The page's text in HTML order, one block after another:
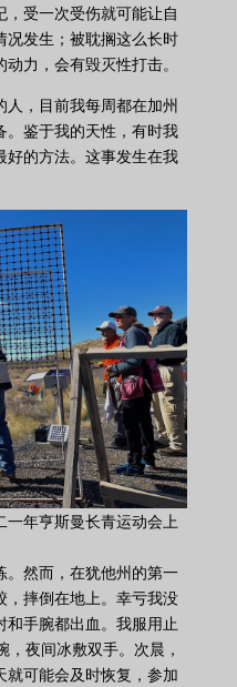
受一次受伤就可能让自
况发生；被耽搁这么长时
力，会有毁灭性打击。
人，目前我每周都在加州
。鉴于我的天性，有时我
好的方法。这事发生在我
年亨斯曼长青运动会上
。然而，在犹他州的第一
，摔倒在地上。幸亏我没
手腕都出血。我服用止
夜间冰敷双手。次晨，
可能会及时恢复，参加